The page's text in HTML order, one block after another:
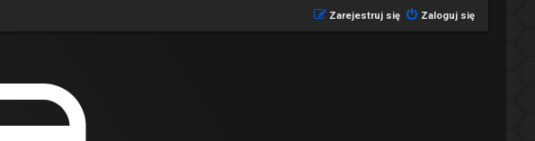
Zaloguj się
Zarejestruj się